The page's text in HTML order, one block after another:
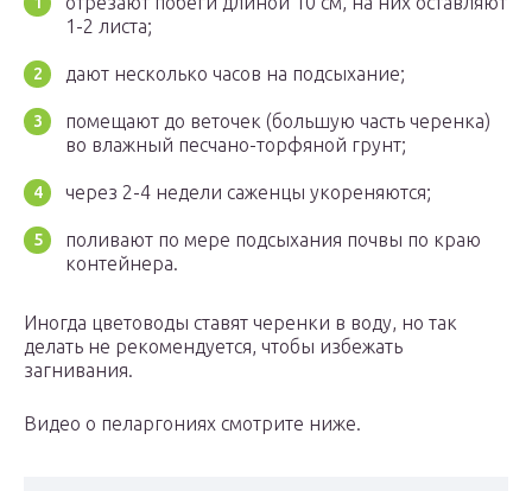
1-2 листа;
дают несколько часов на подсыхание;
помещают до веточек (большую часть черенка)
во влажный песчано-торфяной грунт;
через 2-4 недели саженцы укореняются;
поливают по мере подсыхания почвы по краю
контейнера.
Иногда цветоводы ставят черенки в воду, но так
делать не рекомендуется, чтобы избежать
загнивания.
Видео о пеларгониях смотрите ниже.